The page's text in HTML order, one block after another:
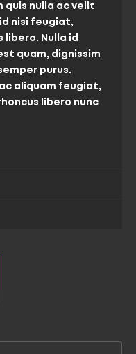
quis nulla ac velit
nisi feugiat,
Nulla id
quam, dignissim
purus.
aliquam feugiat,
libero nunc